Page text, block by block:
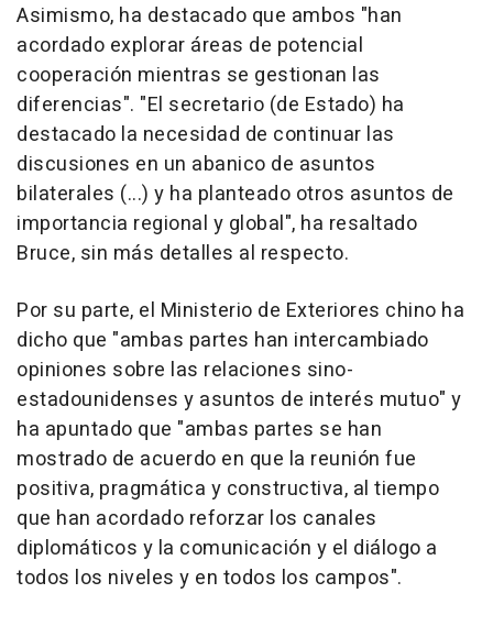
Asimismo, ha destacado que ambos "han
acordado explorar áreas de potencial
cooperación mientras se gestionan las
diferencias". "El secretario (de Estado) ha
destacado la necesidad de continuar las
discusiones en un abanico de asuntos
bilaterales (...) y ha planteado otros asuntos de
importancia regional y global", ha resaltado
Bruce, sin más detalles al respecto.
Por su parte, el Ministerio de Exteriores chino ha
dicho que "ambas partes han intercambiado
opiniones sobre las relaciones sino-
estadounidenses y asuntos de interés mutuo" y
ha apuntado que "ambas partes se han
mostrado de acuerdo en que la reunión fue
positiva, pragmática y constructiva, al tiempo
que han acordado reforzar los canales
diplomáticos y la comunicación y el diálogo a
todos los niveles y en todos los campos".